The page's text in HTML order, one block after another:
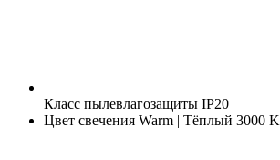
Класс пылевлагозащиты IP20
Цвет свечения Warm | Тёплый 3000 K